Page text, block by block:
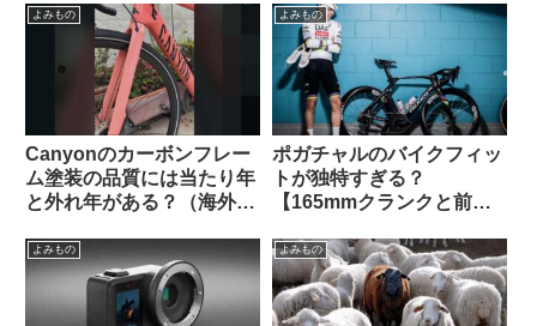
よみもの
Canyonのカーボンフレー
ム塗装の品質には当たり年
と外れ年がある？（海外掲
よみもの
ポガチャルのバイクフィッ
トが独特すぎる？
【165mmクランクと前傾
よみもの よみもの